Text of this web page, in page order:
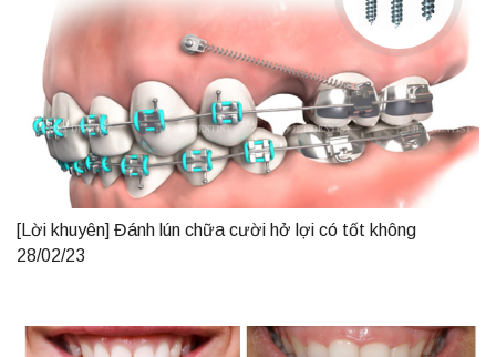
[Lời khuyên] Đánh lún chữa cười hở lợi có tốt không
28/02/23